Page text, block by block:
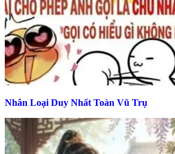
Nhân Loại Duy Nhất Toàn Vũ Trụ